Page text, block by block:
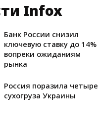
Infox
Банк России снизил
ключевую ставку до 14%
вопреки ожиданиям
рынка
Россия поразила четыре
сухогруза Украины